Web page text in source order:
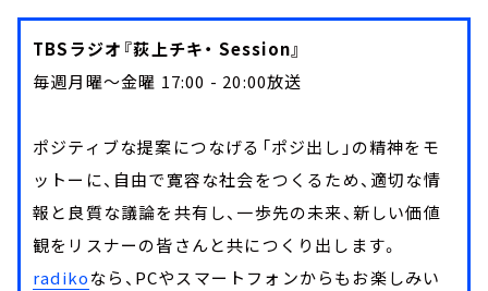
TBSラジオ『荻上チキ・ Session』
毎週月曜～金曜 17:00 - 20:00放送
ポジティブな提案につなげる「ポジ出し」の精神をモ
ットーに、自由で寛容な社会をつくるため、適切な情
報と良質な議論を共有し、一歩先の未来、新しい価値
観をリスナーの皆さんと共につくり出します。
radikoなら、PCやスマートフォンからもお楽しみい